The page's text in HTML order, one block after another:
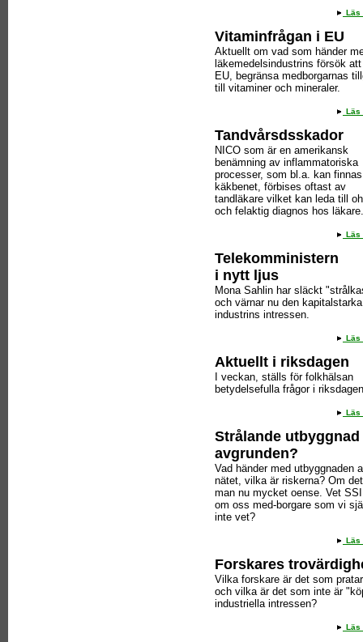
Läs
Vitaminfrågan i EU
Aktuellt om vad som händer
läkemedelsindustrins försök
EU, begränsa medborgarnas
till vitaminer och mineraler.
Läs
Tandvårsdsskador
NICO som är en amerikansk
benämning av inflammatoriska
processer, som bl.a. kan
käkbenet, förbises oftast av
tandläkare vilket kan leda till
och felaktig diagnos hos läkare.
Läs
Telekomministern
i nytt ljus
Mona Sahlin har släckt
och värnar nu den kapitalstarka
industrins intressen.
Läs
Aktuellt i riksdagen
I veckan, ställs för folkhälsan
betydelsefulla frågor i
Läs
Strålande
avgrunden?
Vad händer med utbyggnaden
nätet, vilka är riskerna? Om
man nu mycket oense. Vet
om oss med-borgare som vi
inte vet?
Läs
Forskares
Vilka forskare är det som
och vilka är det som inte är
industriella intressen?
Läs